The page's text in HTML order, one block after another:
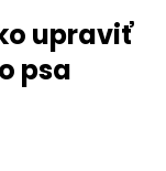
upraviť
psa